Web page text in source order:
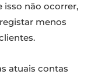
isso não ocorrer,
menos
atuais contas